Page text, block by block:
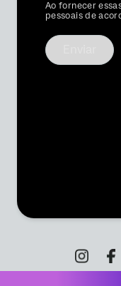
Privacy
Optin
Ao fornecer
pessoais de